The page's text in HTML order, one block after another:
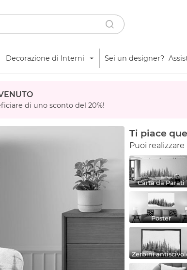
Decorazione di Interni Sei un designer?
di uno sconto del 20%!
Ti piace
Puoi realizzare
Carta da Parati
Poster
Zerbini